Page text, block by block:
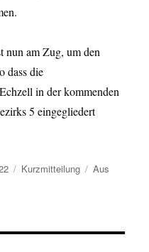
nun am Zug, um den
dass die
in der kommenden
5 eingegliedert
Format
Kurzmitteilung Kategorien
Aus